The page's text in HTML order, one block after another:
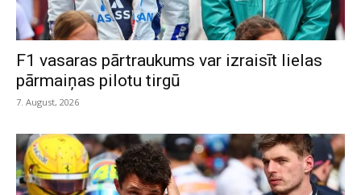
F1 vasaras pārtraukums var izraisīt lielas
pārmaiņas pilotu tirgū
7. August, 2026